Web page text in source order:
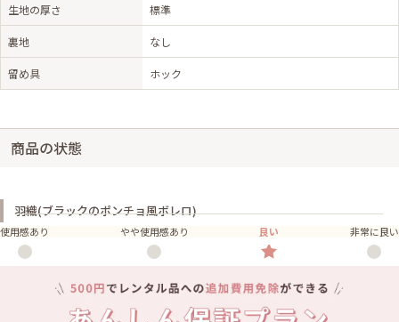
生地の厚さ 標準
裏地 なし
留め具 ホック
商品の状態
羽織(ブラックのポンチョ風ボレロ)
使用感あり やや使用感あり 良い 非常に良い